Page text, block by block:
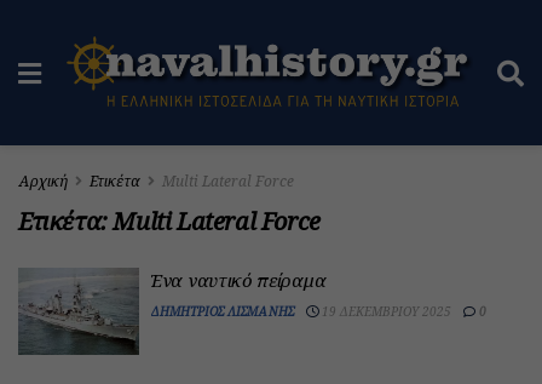
Αρχική Ετικέτα Multi Lateral Force
Ετικέτα:Multi Lateral Force
Ένα ναυτικό πείραμα
ΔΗΜΉΤΡΙΟΣ ΛΙΣΜΆΝΗΣ 19 ΔΕΚΕΜΒΡΊΟΥ 2025 0